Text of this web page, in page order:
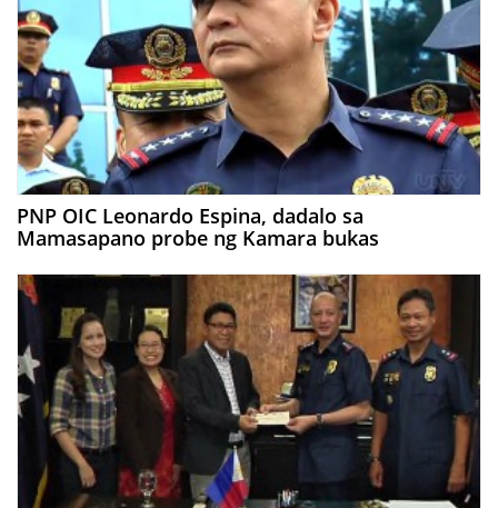
PNP OIC Leonardo Espina, dadalo sa
Mamasapano probe ng Kamara bukas